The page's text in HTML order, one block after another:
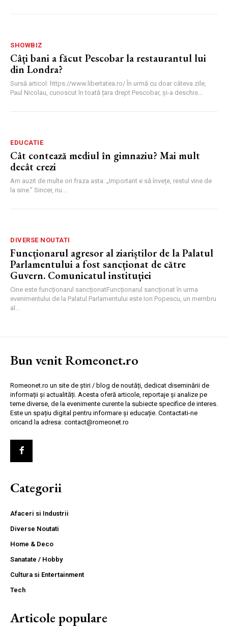
SHOWBIZ
Câți bani a făcut Pescobar la restaurantul lui
din Londra?
Sursă articol: https://www.libertatea.ro/ În urmă cu doar câteva zile,
Paul Nicolau, cunoscut în toată țara drept Pescobar, și-a deschis...
EDUCATIE
Cât contează mediul în gimnaziu? Mai mult
decât crezi
Am auzit de multe ori fraza asta: „Important e să învețe, restul vine de
la sine.” Sincer, nu...
DIVERSE NOUTATI
Funcționarul agresor al ziariștilor de la Palatul
Parlamentului a fost sancționat de către
Guvern. Comunicatul instituției
Cine este funcționarul sancționatFuncționarul sancționat în urma
evenimentului de la Palatul Parlamentului este Ion Popescu, un membru
al...
Bun venit Romeonet.ro
Romeonet.ro un site de știri / blog de noutăți, dedicat diseminării de
informații și actualități. Acesta oferă articole, reportaje și analize pe
teme diverse, de la evenimente curente la subiecte specifice de interes.
Este un spațiu digital pentru informare și educație. Contactati-ne
oricand la adresa: contact@romeonet.ro
Categorii
Afaceri si Industrii
Diverse Noutati
Home & Deco
Sanatate / Hobby
Cultura si Entertainment
Tech
Articole populare